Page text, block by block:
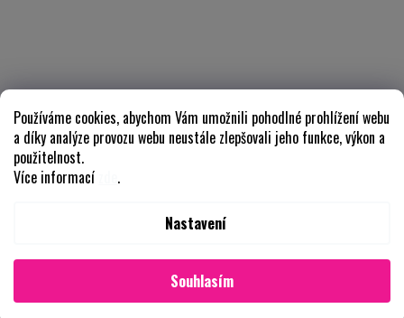
Používáme cookies, abychom Vám umožnili pohodlné prohlížení webu
a díky analýze provozu webu neustále zlepšovali jeho funkce, výkon a
použitelnost.
Více informací
.
Nastavení
Souhlasím